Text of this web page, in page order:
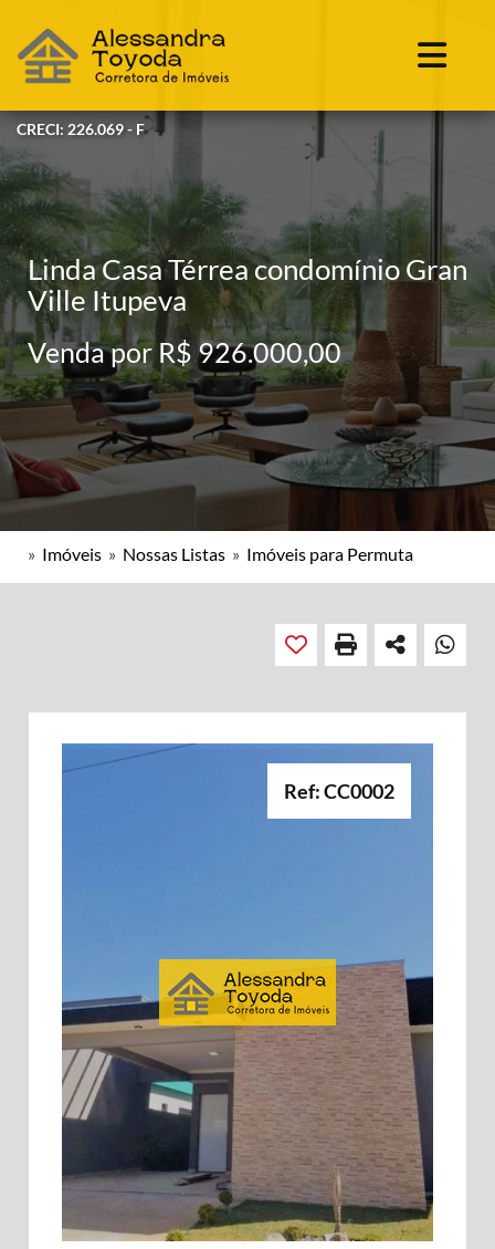
CRECI: 226.069 - F
Linda Casa Térrea condomínio Gran
Ville Itupeva
Venda por R$ 926.000,00
» Imóveis » Nossas Listas » Imóveis para Permuta
Ref: CC0002